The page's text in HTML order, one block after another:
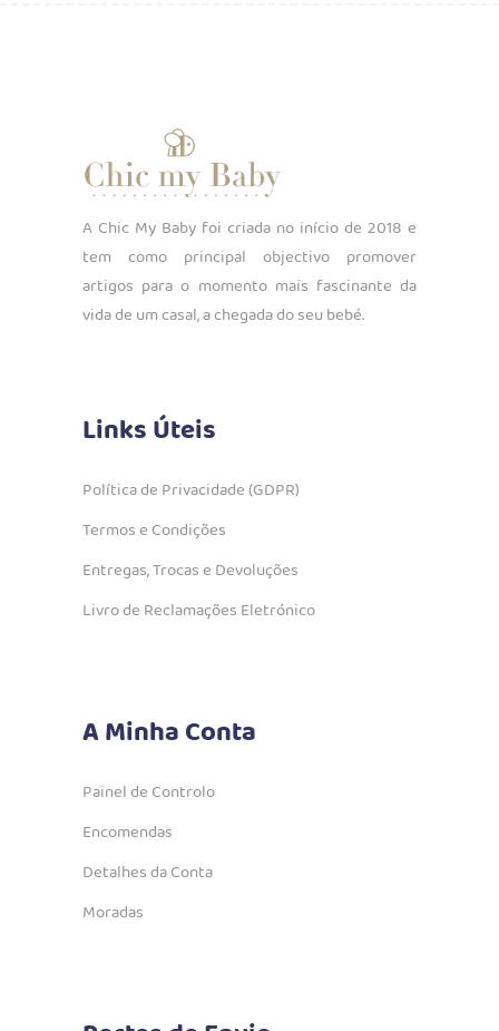
A Chic My Baby foi criada no início de 2018 e
tem como principal objectivo promover
artigos para o momento mais fascinante da
vida de um casal, a chegada do seu bebé.
Links Úteis
Política de Privacidade (GDPR)
Termos e Condições
Entregas, Trocas e Devoluções
Livro de Reclamações Eletrónico
A Minha Conta
Painel de Controlo
Encomendas
Detalhes da Conta
Moradas